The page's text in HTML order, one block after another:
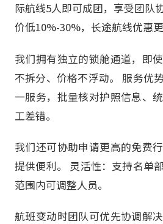
际航线5人即可成团，享受团队
价低10%-30%，长途航线优惠更
我们拥有独立的锁舱通道，即
不拆分、价格不浮动。 服务优
一服务，批量核对护照信息、
工差错。
我们还可协助申请更高的免费
提供便利。 灵活性：支持名单
范围内可调整人员。
航班变动时团队可优先协调解